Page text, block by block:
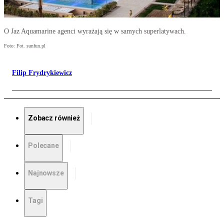
O Jaz Aquamarine agenci wyrażają się w samych superlatywach.
Foto: Fot. sunfun.pl
Filip Frydrykiewicz
Zobacz również
Polecane
Najnowsze
Tagi